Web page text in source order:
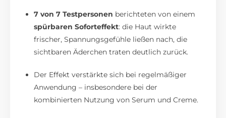
7 von 7 Testpersonen berichteten von einem
spürbaren Soforteffekt: die Haut wirkte
frischer, Spannungsgefühle ließen nach, die
sichtbaren Äderchen traten deutlich zurück.
Der Effekt verstärkte sich bei regelmäßiger
Anwendung – insbesondere bei der
kombinierten Nutzung von Serum und Creme.